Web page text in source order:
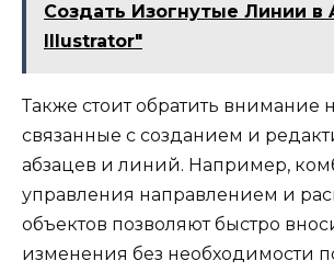
Создать Изогнутые Линии в
Illustrator"
Также стоит обратить внимание
связанные с созданием и
абзацев и линий. Например,
управления направлением и
объектов позволяют быстро
изменения без необходимости